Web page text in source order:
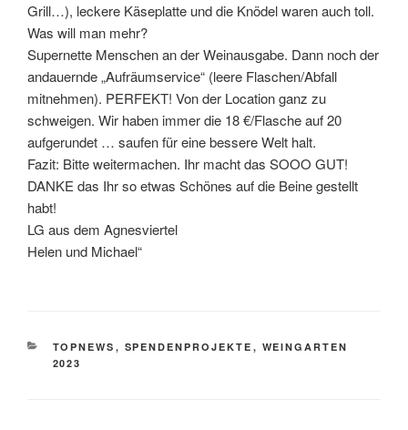
Grill…), leckere Käseplatte und die Knödel waren auch toll.
Was will man mehr?
Supernette Menschen an der Weinausgabe. Dann noch der
andauernde „Aufräumservice“ (leere Flaschen/Abfall
mitnehmen). PERFEKT! Von der Location ganz zu
schweigen. Wir haben immer die 18 €/Flasche auf 20
aufgerundet … saufen für eine bessere Welt halt.
Fazit: Bitte weitermachen. Ihr macht das SOOO GUT!
DANKE das Ihr so etwas Schönes auf die Beine gestellt
habt!
LG aus dem Agnesviertel
Helen und Michael“
KATEGORIEN
TOPNEWS , SPENDENPROJEKTE , WEINGARTEN
2023